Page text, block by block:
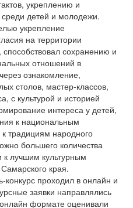
укреплению и
детей и молодежи.
укрепление
на территории
сохранению и
отношений в
ознакомление,
столов, мастер-классов,
с культурой и историей
интереса у детей,
к национальным
традициям народного
большего количества
к лучшим культурным
края.
конкурс проходил в онлайн и
заявки направлялись
формате оценивали